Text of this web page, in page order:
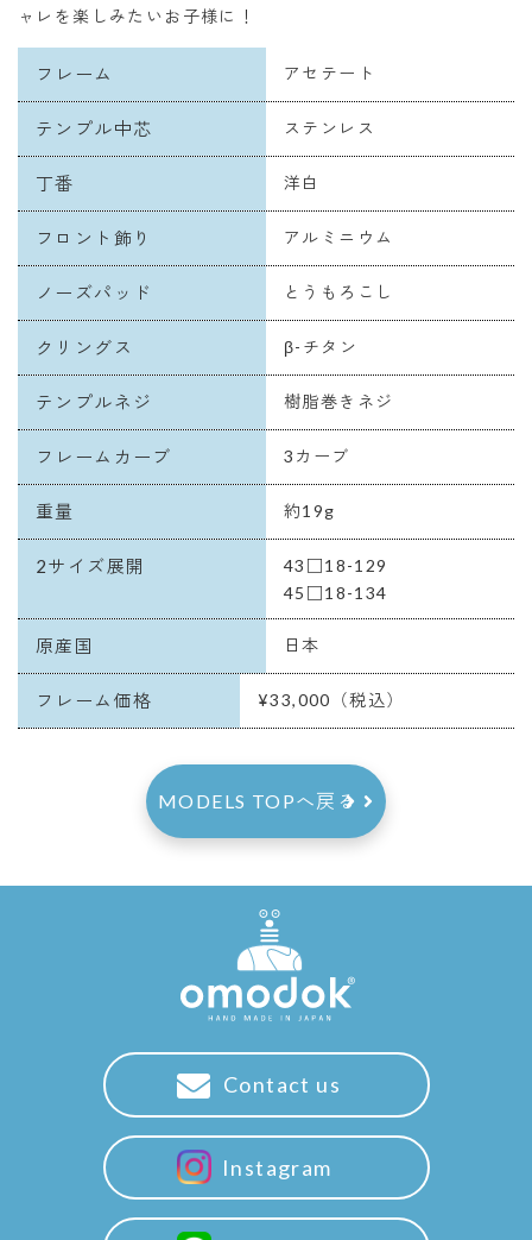
ャレを楽しみたいお子様に！
フレーム アセテート
テンプル中芯 ステンレス
丁番 洋白
フロント飾り アルミニウム
ノーズパッド とうもろこし
クリングス β-チタン
テンプルネジ 樹脂巻きネジ
フレームカーブ 3カーブ
重量 約19g
2サイズ展開
43□18-129
45□18-134
原産国 日本
フレーム価格 ¥33,000（税込）
MODELS TOPへ戻る
Contact us
Instagram